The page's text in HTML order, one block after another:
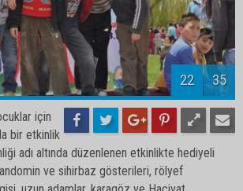
24 35
için
bir etkinlik
adı altında düzenlenen etkinlikte hediyeli
ve sihirbaz gösterileri, rölyef
uzun adamlar, karagöz ve Hacivat